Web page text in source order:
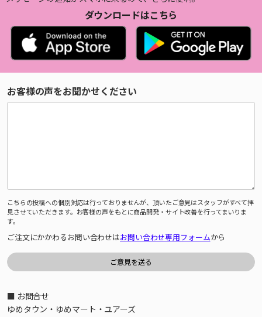
ダウンロードはこちら
お客様の声をお聞かせください
こちらの投稿への個別対応は行っておりませんが、頂いたご意見はスタッフがすべて拝
見させていただきます。お客様の声をもとに商品開発・サイト改善を行ってまいりま
す。
ご注文にかかわるお問い合わせはお問い合わせ専用フォームから
■ お問合せ
ゆめタウン・ゆめマート・ユアーズ